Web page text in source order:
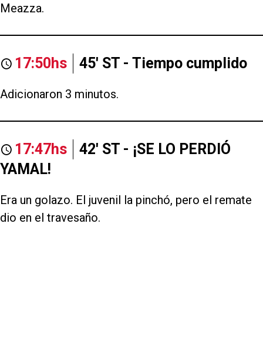
Meazza.
17:50hs 45' ST - Tiempo cumplido
Adicionaron 3 minutos.
17:47hs
42' ST - ¡SE LO PERDIÓ
YAMAL!
Era un golazo. El juvenil la pinchó, pero el remate
dio en el travesaño.